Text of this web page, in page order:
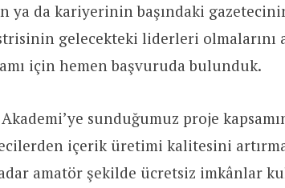
ya da kariyerinin başındaki
gelecekteki liderleri olmalarını
içinhemen başvuruda bulunduk.
sunduğumuz proje
içerik üretimi kalitesini
amatör şekilde ücretsiz imkânlar